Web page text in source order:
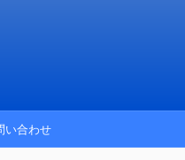
い合わせ